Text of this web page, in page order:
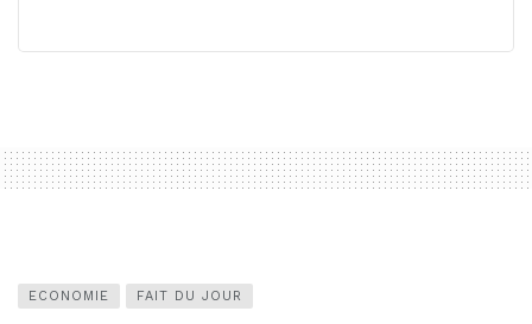
ECONOMIE FAIT DU JOUR